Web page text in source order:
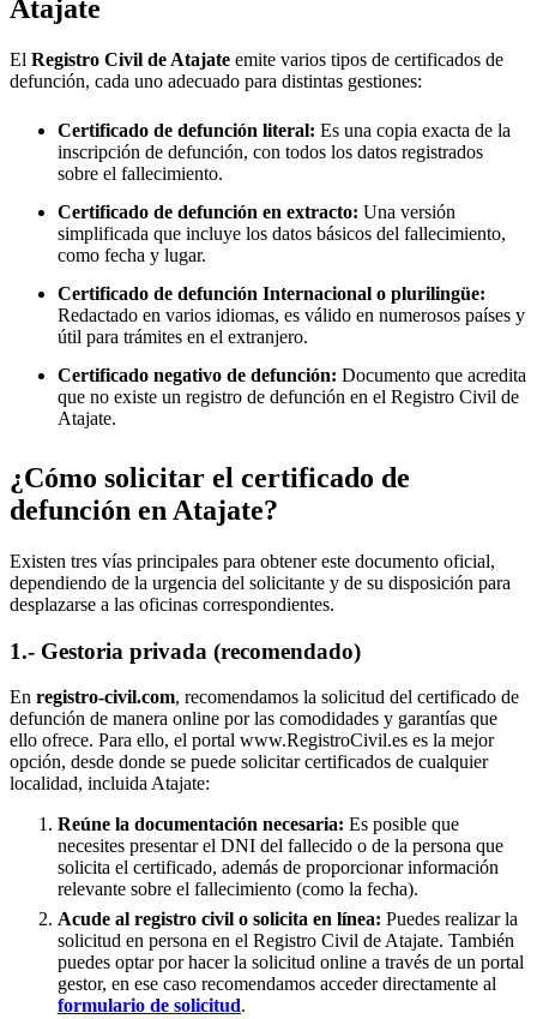
Atajate
El Registro Civil de Atajate emite varios tipos de certificados de
defunción, cada uno adecuado para distintas gestiones:
Certificado de defunción literal: Es una copia exacta de la
inscripción de defunción, con todos los datos registrados
sobre el fallecimiento.
Certificado de defunción en extracto: Una versión
simplificada que incluye los datos básicos del fallecimiento,
como fecha y lugar.
Certificado de defunción Internacional o plurilingüe:
Redactado en varios idiomas, es válido en numerosos países y
útil para trámites en el extranjero.
Certificado negativo de defunción: Documento que acredita
que no existe un registro de defunción en el Registro Civil de
Atajate.
¿Cómo solicitar el certificado de
defunción en Atajate?
Existen tres vías principales para obtener este documento oficial,
dependiendo de la urgencia del solicitante y de su disposición para
desplazarse a las oficinas correspondientes.
1.- Gestoria privada (recomendado)
En registro-civil.com, recomendamos la solicitud del certificado de
defunción de manera online por las comodidades y garantías que
ello ofrece. Para ello, el portal www.RegistroCivil.es es la mejor
opción, desde donde se puede solicitar certificados de cualquier
localidad, incluida Atajate:
Reúne la documentación necesaria: Es posible que
necesites presentar el DNI del fallecido o de la persona que
solicita el certificado, además de proporcionar información
relevante sobre el fallecimiento (como la fecha).
Acude al registro civil o solicita en línea: Puedes realizar la
solicitud en persona en el Registro Civil de Atajate. También
puedes optar por hacer la solicitud online a través de un portal
gestor, en ese caso recomendamos acceder directamente al
formulario de solicitud.